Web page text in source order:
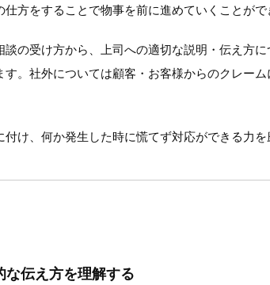
方をすることで物事を前に進めていくことがで
の受け方から、上司への適切な説明・伝え方
。社外については顧客・お客様からのクレー
け、何か発生した時に慌てず対応ができる力を
伝え方を理解する